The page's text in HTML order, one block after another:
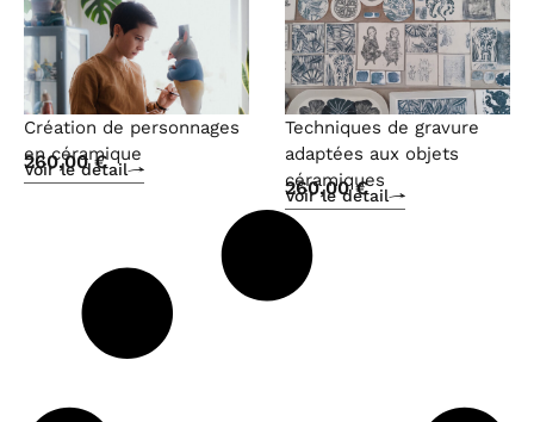
Création de personnages
en céramique
260,00€
Voir le détail
Techniques de gravure
adaptées aux objets
céramiques
260,00€
Voir le détail